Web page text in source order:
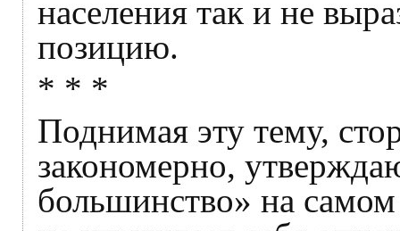
населения так и не
позицию.
* * *
Поднимая эту тему,
закономерно,
большинство» на